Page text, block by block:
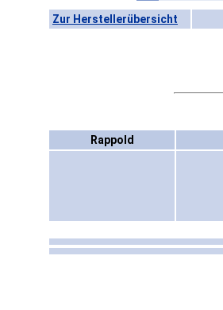
Zur Herstellerübersicht
Rappold